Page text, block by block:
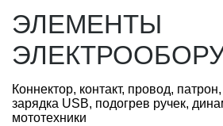
ЭЛЕМЕНТЫ
Коннектор, контакт, провод,
зарядка USB, подогрев ручек,
мототехники